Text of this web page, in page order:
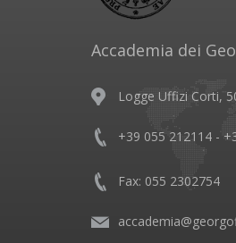
Accademia dei
Logge Uffizi Corti,
+39 055 212114 -
Fax: 055 2302754